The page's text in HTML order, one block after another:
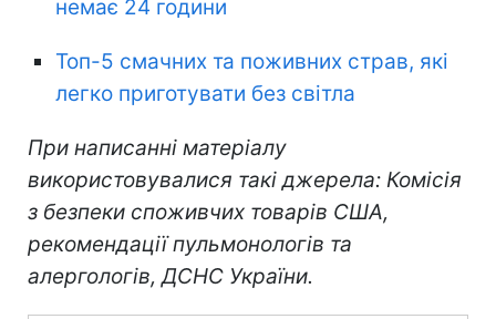
немає 24 години
Топ-5 смачних та поживних страв, які
легко приготувати без світла
При написанні матеріалу
використовувалися такі джерела: Комісія
з безпеки споживчих товарів США,
рекомендації пульмонологів та
алергологів, ДСНС України.